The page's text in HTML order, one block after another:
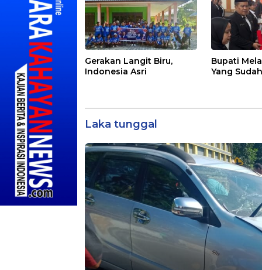
Gerakan Langit Biru,
Indonesia Asri
Bupati
Yang
Laka tunggal